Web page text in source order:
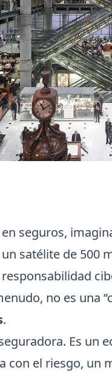
seguros,
satélite de 500
no es una
.
Es un
con el riesgo, un